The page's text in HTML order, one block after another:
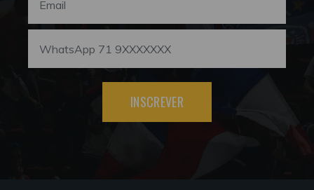
INSCREVER